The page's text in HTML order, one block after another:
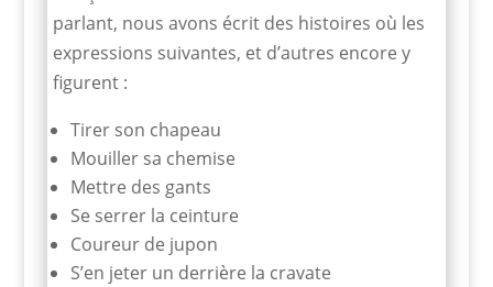
parlant, nous avons écrit des histoires où les
expressions suivantes, et d’autres encore y
figurent :
Tirer son chapeau
Mouiller sa chemise
Mettre des gants
Se serrer la ceinture
Coureur de jupon
S’en jeter un derrière la cravate